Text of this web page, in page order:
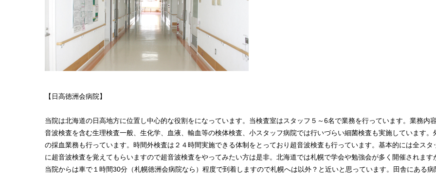
【日高徳洲会病院】
当院は北海道の日高地方に位置し中心的な役割をになっています。当検査室はスタッフ５～6名で業務を行っています。業務内
音波検査を含む生理検査一般、生化学、血液、輸血等の検体検査、小スタッフ病院では行いづらい細菌検査も実施しています。
の採血業務も行っています。時間外検査は２４時間実施できる体制をとっており超音波検査も行っています。基本的には全スタ
に超音波検査を覚えてもらいますので超音波検査をやってみたい方は是非。北海道では札幌で学会や勉強会が多く開催されます
当院からは車で１時間30分（札幌徳洲会病院なら）程度で到着しますので札幌へは以外？と近いと思っています。田舎にある病